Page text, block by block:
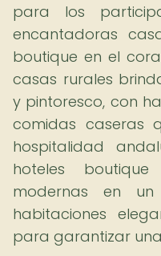
para los
encantadoras
boutique en el
casas rurales
y pintoresco, con
comidas caseras
hospitalidad
hoteles
modernas en un
habitaciones
para garantizar